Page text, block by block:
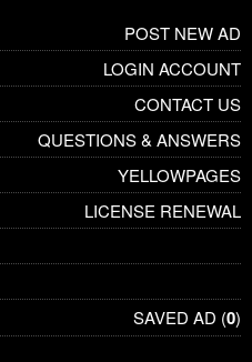
POST NEW AD
LOGIN ACCOUNT
CONTACT US
QUESTIONS & ANSWERS
YELLOWPAGES
LICENSE RENEWAL
SAVED AD (0)